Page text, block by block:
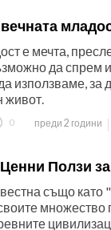
е мечта,
да спрем
използваме, за
живот.
0 преди 2 години
Ползи
също като
множество